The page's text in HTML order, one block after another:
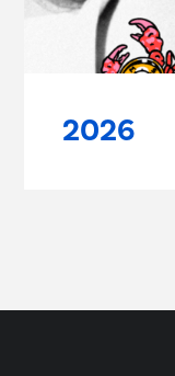
2026